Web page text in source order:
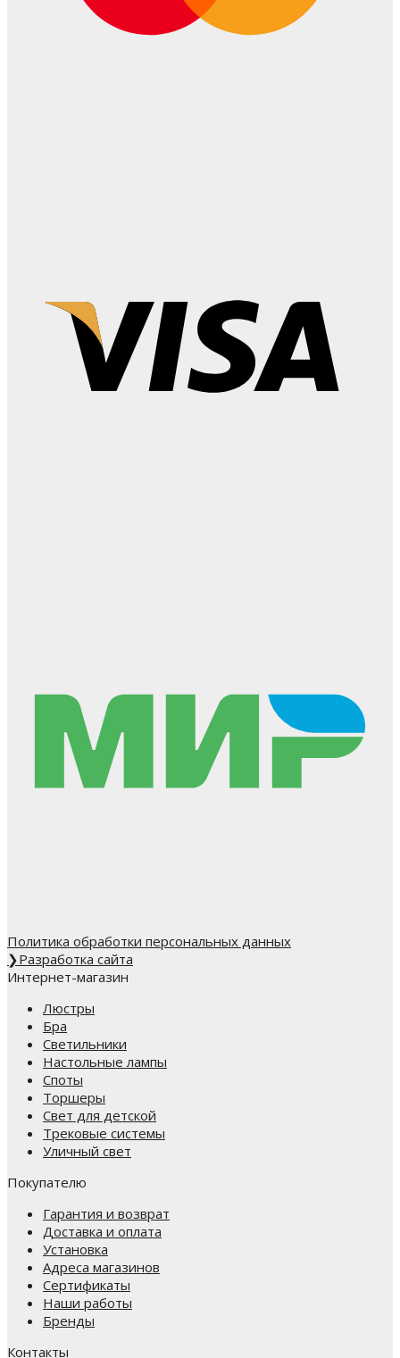
Политика обработки персональных данных
❯Разработка сайта
Интернет-магазин
Люстры
Бра
Светильники
Настольные лампы
Споты
Торшеры
Свет для детской
Трековые системы
Уличный свет
Покупателю
Гарантия и возврат
Доставка и оплата
Установка
Адреса магазинов
Сертификаты
Наши работы
Бренды
Контакты